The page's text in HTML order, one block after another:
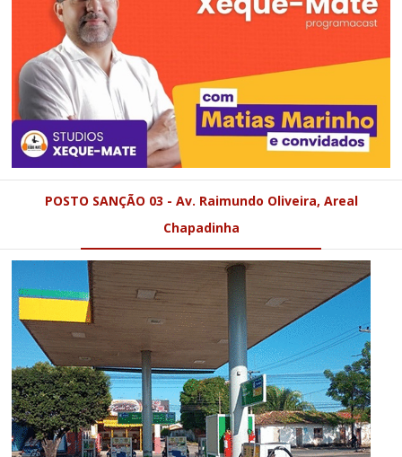
POSTO SANÇÃO 03 - Av. Raimundo Oliveira, Areal
Chapadinha